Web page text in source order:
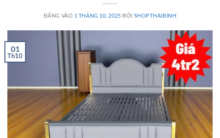
ĐĂNG VÀO 1 THÁNG 10, 2025 BỞI SHOPTHAIBINH
01
Th10